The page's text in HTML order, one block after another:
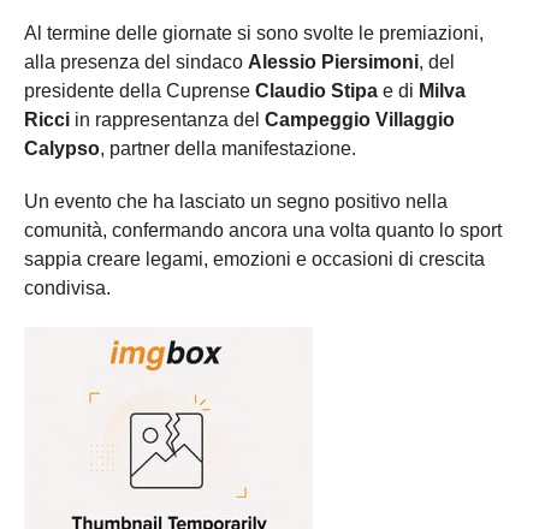
Al termine delle giornate si sono svolte le premiazioni,
alla presenza del sindaco Alessio Piersimoni, del
presidente della Cuprense Claudio Stipa e di Milva
Ricci in rappresentanza del Campeggio Villaggio
Calypso, partner della manifestazione.
Un evento che ha lasciato un segno positivo nella
comunità, confermando ancora una volta quanto lo sport
sappia creare legami, emozioni e occasioni di crescita
condivisa.